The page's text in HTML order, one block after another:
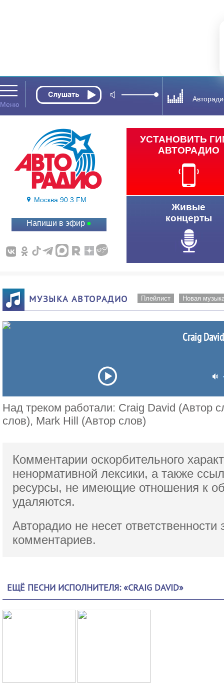
Москва 90.3 FM
Напиши в эфир
УСТАНОВИТЬ
АВТОРАДИО
Живые
концерты
МУЗЫКА АВТОРАДИО Плейлист Новая
Craig
Над треком работали: Craig David (Автор
слов), Mark Hill (Автор слов)
Комментарии оскорбительного
ненормативной лексики, а также
ресурсы, не имеющие отношения к
удаляются.
Авторадио не несет ответственности
комментариев.
ЕЩЁ ПЕСНИ ИСПОЛНИТЕЛЯ: «CRAIG DAVID»